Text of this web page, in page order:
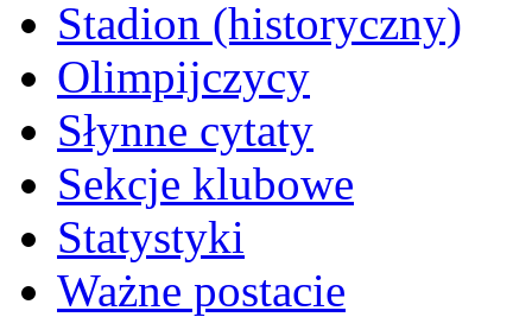
Stadion (historyczny)
Olimpijczycy
Słynne cytaty
Sekcje klubowe
Statystyki
Ważne postacie